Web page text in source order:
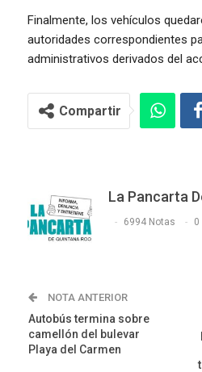
Finalmente, los vehículos
autoridades correspondientes
administrativos derivados del
Compartir
La Pancarta
6994 Notas 0
NOTA ANTERIOR
Autobús termina sobre
camellón del bulevar
Playa del Carmen